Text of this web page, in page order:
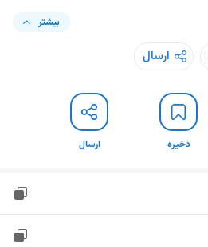
بیشتر
ارسال
ذخیره ارسال